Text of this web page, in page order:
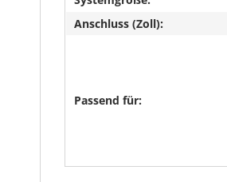
Anschluss (Zoll):
Passend für: